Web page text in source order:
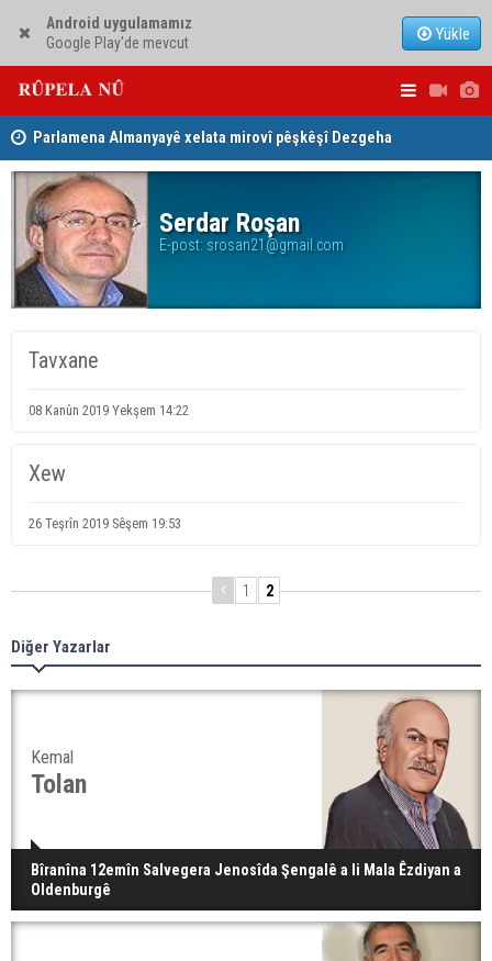
Android uygulamamız
Google Play'de mevcut
Yükle
Parlamena Almanyayê xelata mirovî pêşkêşî Dezgeha
Xêrxwaziya Barzanî kir gotinên
Serdar Roşan
E-post: srosan21@gmail.com
Tavxane
08 Kanûn 2019 Yekşem 14:22
Xew
26 Teşrîn 2019 Sêşem 19:53
1 2
Diğer Yazarlar
Kemal
Tolan
Bîranîna 12emîn Salvegera Jenosîda Şengalê a li Mala Êzdiyan a
Oldenburgê